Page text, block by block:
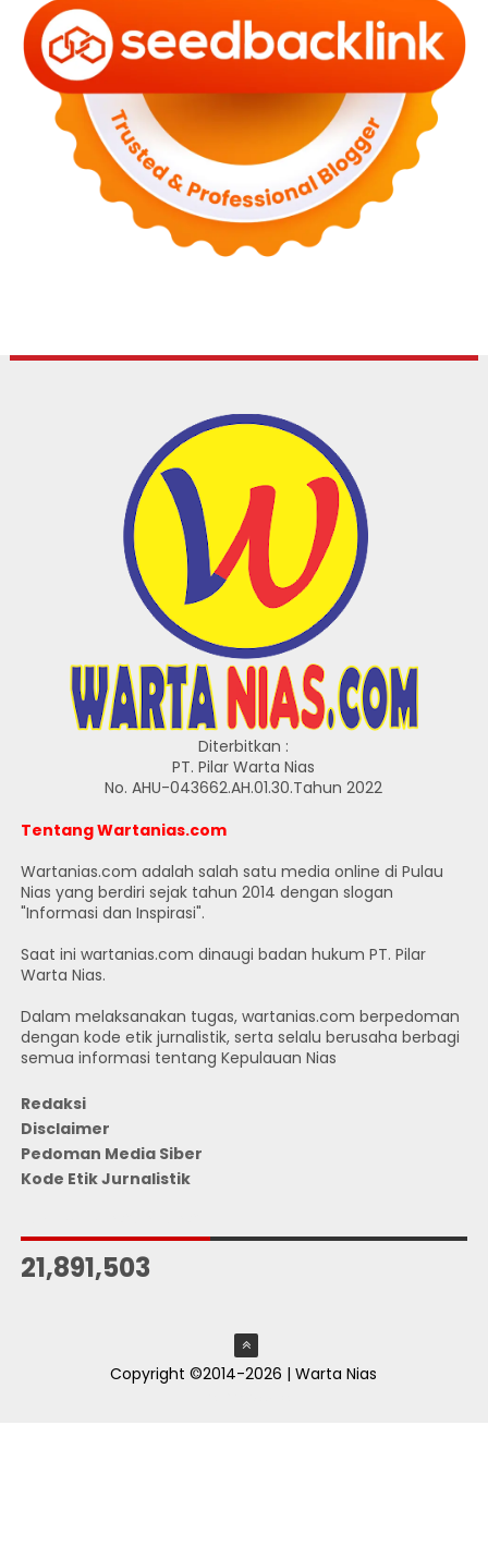
Diterbitkan :
PT. Pilar Warta Nias
No. AHU-043662.AH.01.30.Tahun 2022
Tentang Wartanias.com
Wartanias.com adalah salah satu media online di Pulau
Nias yang berdiri sejak tahun 2014 dengan slogan
"Informasi dan Inspirasi".
Saat ini wartanias.com dinaugi badan hukum PT. Pilar
Warta Nias.
Dalam melaksanakan tugas, wartanias.com berpedoman
dengan kode etik jurnalistik, serta selalu berusaha berbagi
semua informasi tentang Kepulauan Nias
Redaksi
Disclaimer
Pedoman Media Siber
Kode Etik Jurnalistik
21,891,503
Copyright ©2014-2026 | Warta Nias